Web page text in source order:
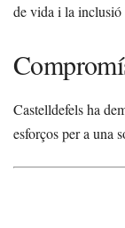
de vida i la inclusió
Castelldefels ha
esforços per a una